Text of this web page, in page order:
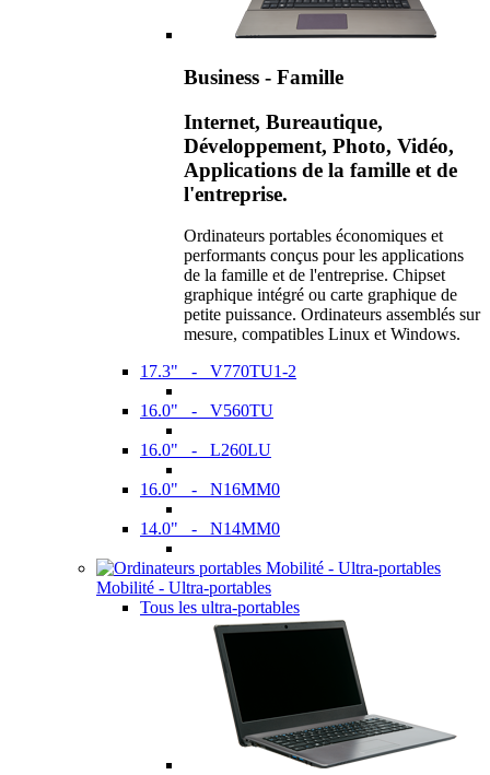
Business - Famille
Internet, Bureautique,
Développement, Photo, Vidéo,
Applications de la famille et de
l'entreprise.
Ordinateurs portables économiques et
performants conçus pour les applications
de la famille et de l'entreprise. Chipset
graphique intégré ou carte graphique de
petite puissance. Ordinateurs assemblés sur
mesure, compatibles Linux et Windows.
17.3" - V770TU1-2
16.0" - V560TU
16.0" - L260LU
16.0" - N16MM0
14.0" - N14MM0
Mobilité - Ultra-portables
Tous les ultra-portables